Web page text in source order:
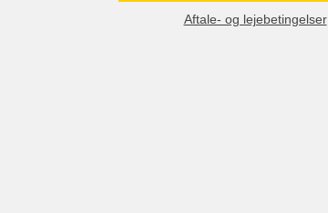
Aftale- og lejebetingelser